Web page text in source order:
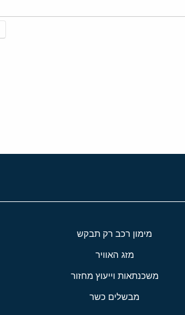
מימון רכב רק תבקש
מזג האוויר
משכנתאות וייעוץ מחזור
מבשלים כשר